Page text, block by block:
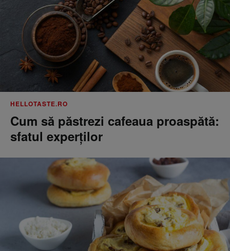
HELLOTASTE.RO
Cum să păstrezi cafeaua proaspătă:
sfatul experților